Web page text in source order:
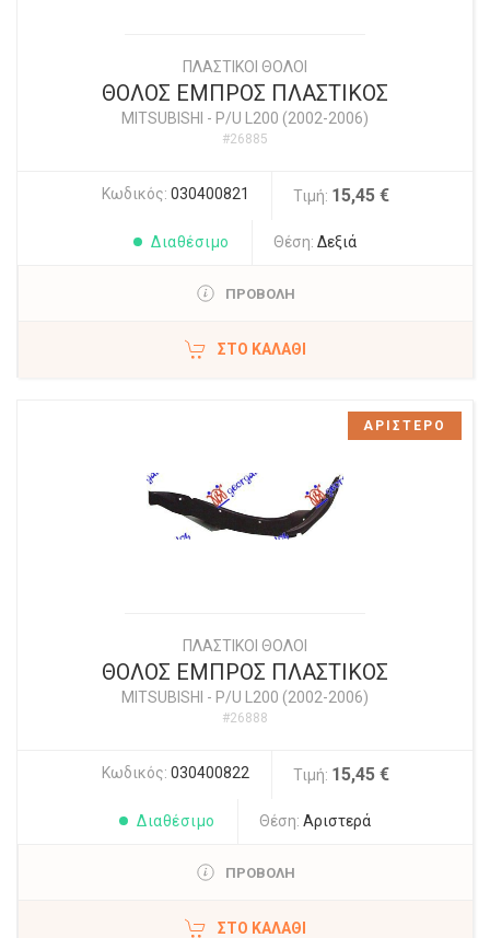
ΠΛΑΣΤΙΚΟΙ ΘΟΛΟΙ
ΘΟΛΟΣ ΕΜΠΡΟΣ ΠΛΑΣΤΙΚΟΣ
MITSUBISHI - P/U L200 (2002-2006)
#26885
Κωδικός: 030400821 Τιμή: 15,45 €
Διαθέσιμο Θέση: Δεξιά
ΠΡΟΒΟΛΗ
ΣΤΟ ΚΑΛΆΘΙ
ΠΛΑΣΤΙΚΟΙ ΘΟΛΟΙ
ΘΟΛΟΣ ΕΜΠΡΟΣ ΠΛΑΣΤΙΚΟΣ
MITSUBISHI - P/U L200 (2002-2006)
#26888
Κωδικός: 030400822 Τιμή: 15,45 €
Διαθέσιμο Θέση: Αριστερά
ΠΡΟΒΟΛΗ
ΣΤΟ ΚΑΛΆΘΙ
ΑΡΙΣΤΕΡΟ